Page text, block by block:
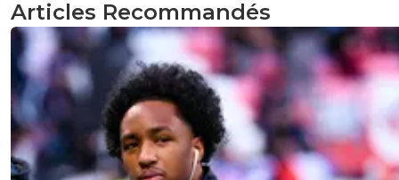
0+ Répondre
fissa 26 août 2021 à 18:42 +2
Aguerrrd
Répondre
fissa 26 août 2021 à 18:42
Articles Recommandés